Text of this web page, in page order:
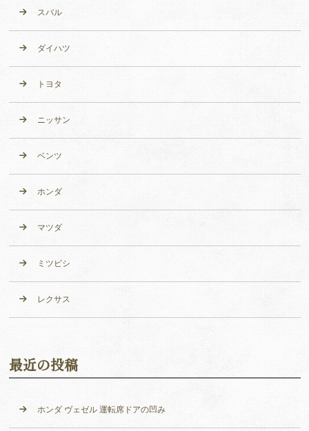
スバル
ダイハツ
トヨタ
ニッサン
ベンツ
ホンダ
マツダ
ミツビシ
レクサス
最近の投稿
ホンダ ヴェゼル 運転席ドアの凹み